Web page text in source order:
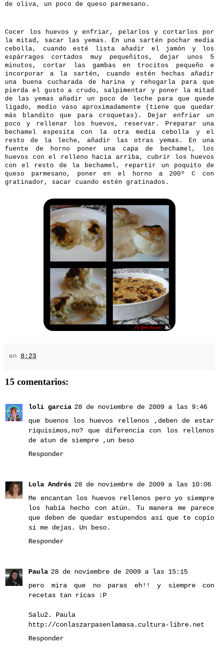
de oliva, un poco de queso parmesano.
Cocer los huevos y enfriar, pelarlos y cortarlos por
la mitad, sacar las yemas. En una sartén pochar media
cebolla, cuando esté lista añadir el jamón y los
espárragos cortados muy pequeñitos, dejar unos 5
minutos, cortar las gambas en trocitos pequeño e
incorporar a la sartén, cuando estén hechas añadir
una buena cucharada de harina y rehogarla para que
pierda el gusto a crudo, salpimentar y poner la mitad
de las yemas añadir un poco de leche para que quede
ligado, medio vaso aproximadamente (tiene que quedar
más blandito que para croquetas). Dejar enfriar un
poco y rellenar los huevos, reservar. Preparar una
bechamel espesita con la otra media cebolla y el
resto de la leche, añadir las otras yemas. En una
fuente de horno poner una capa de bechamel, los
huevos con el relleno hacia arriba, cubrir los huevos
con el resto de la bechamel, repartir un poquito de
queso parmesano, poner en el horno a 200º C con
gratinador, sacar cuando estén gratinados.
en 8:23
15 comentarios:
loli garcia 28 de noviembre de 2009 a las 9:46
que buenos los huevos rellenos ,deben de estar
riquisimos,no? que diferencia con los rellenos
de atun de siempre ,un beso
Responder
Lola Andrés 28 de noviembre de 2009 a las 10:06
Me encantan los huevos rellenos pero yo siempre
los había hecho con atún. Tu manera me parece
que deben de quedar estupendos así que te copio
si me dejas. Un beso.
Responder
Paula 28 de noviembre de 2009 a las 15:15
pero mira que no paras eh!! y siempre con
recetas tan ricas :P
Salu2. Paula
http://conlaszarpasenlamasa.cultura-libre.net
Responder